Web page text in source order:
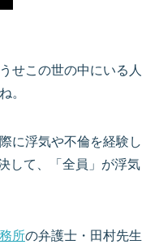
せこの世の中にいる人
。
に浮気や不倫を経験し
して、「全員」が浮気
所の弁護士・田村先生